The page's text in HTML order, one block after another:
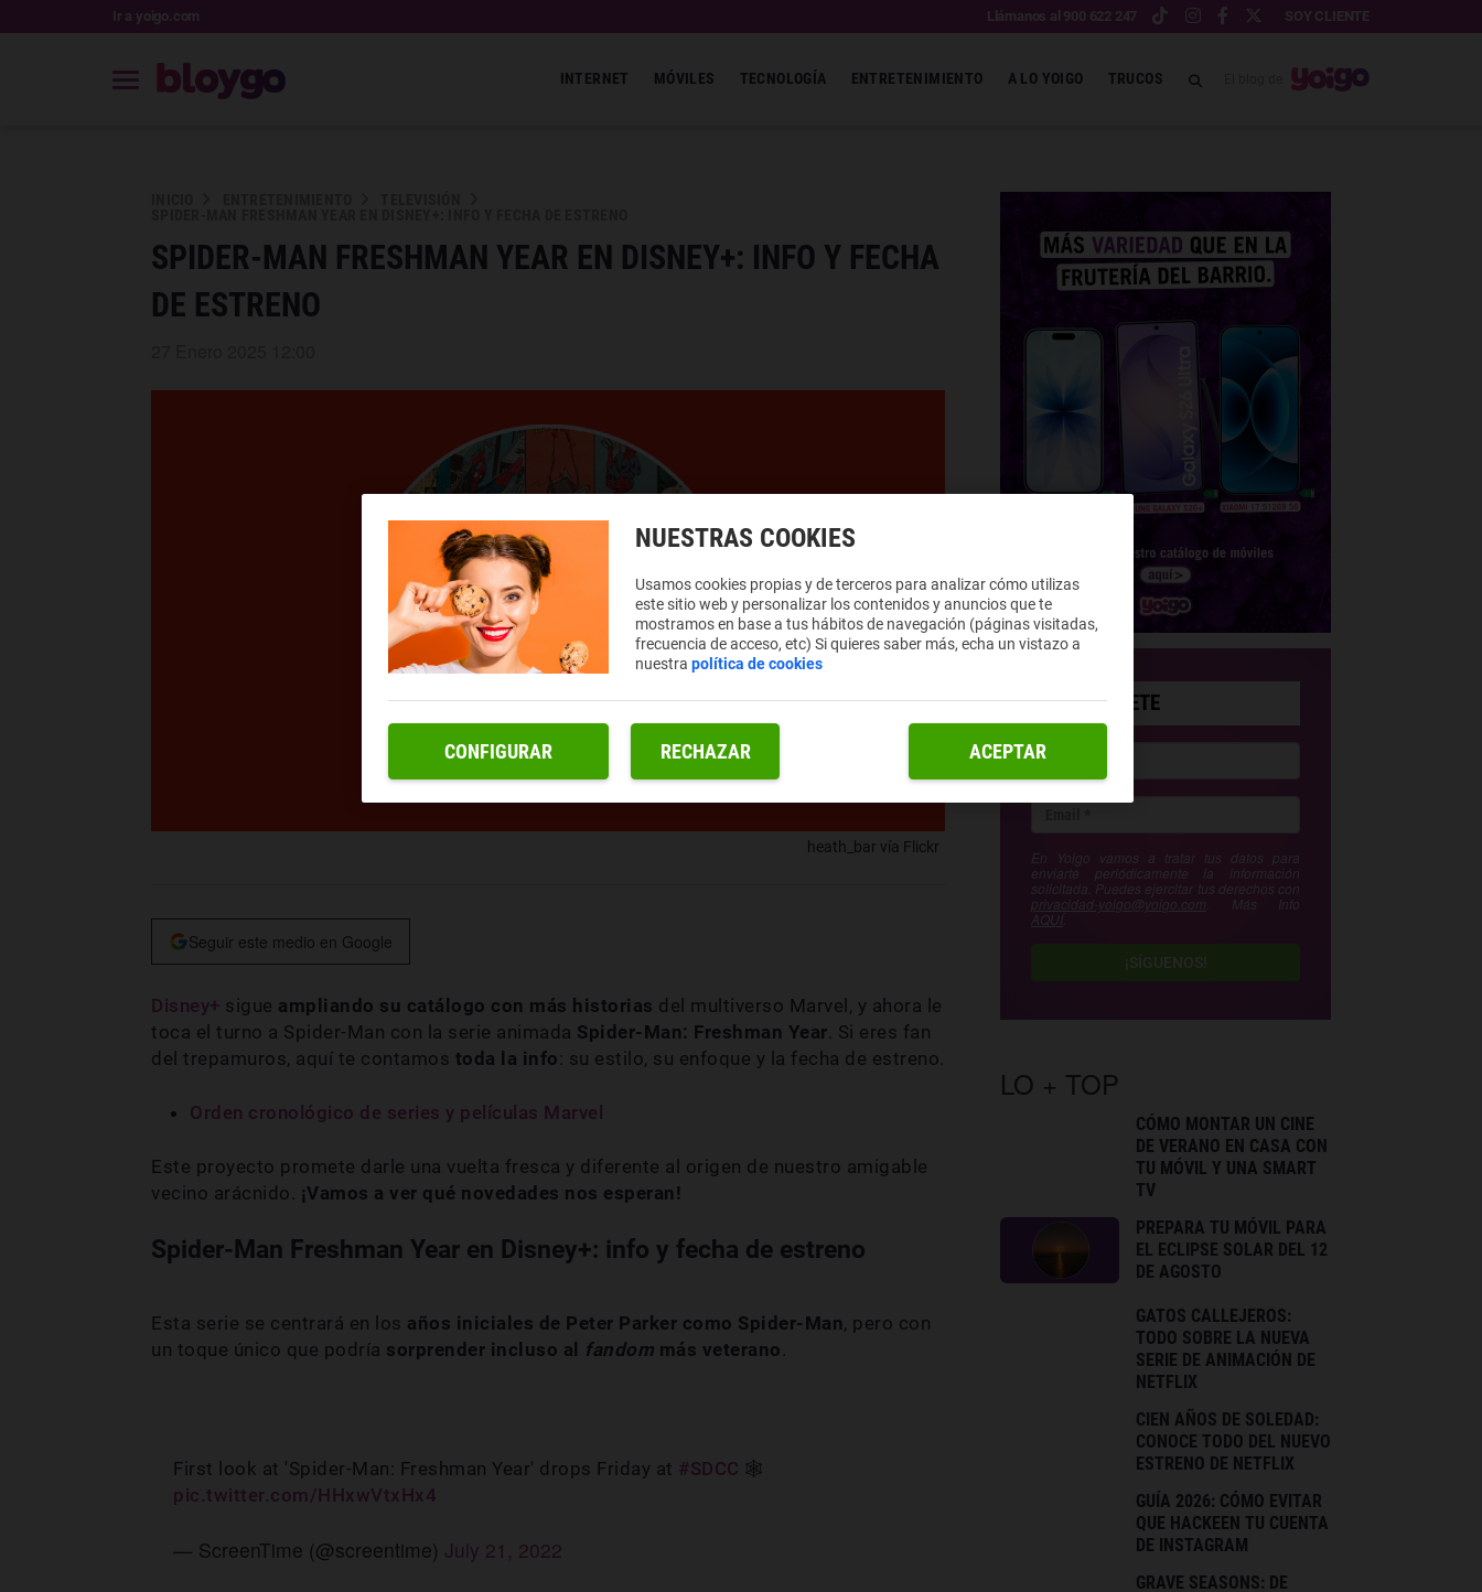
Ir a yoigo.com Llámanos al 900 622 247 SOY CLIENTE
INTERNET MÓVILES TECNOLOGÍA ENTRETENIMIENTO A LO YOIGO TRUCOS
SPIDER-MAN FRESHMAN YEAR EN DISNEY+: INFO Y FECHA
DE ESTRENO
heath_bar vía Flickr
Seguir este medio en Google
Disney+ sigue ampliando su catálogo con más historias del multiverso Marvel, y ahora le
toca el turno a Spider-Man con la serie animada Spider-Man: Freshman Year . Si eres fan
del trepamuros, aquí te contamos toda la info : su estilo, su enfoque y la fecha de estreno.
Orden cronológico de series y películas Marvel
Este proyecto promete darle una vuelta fresca y diferente al origen de nuestro amigable
vecino arácnido. ¡Vamos a ver qué novedades nos esperan!
Spider-Man Freshman Year en Disney+: info y fecha de estreno
Esta serie se centrará en los años iniciales de Peter Parker como Spider-Man, pero con
un toque único que podría sorprender incluso al fandom más veterano
First look at 'Spider-Man: Freshman Year' drops Friday at #SDCC 🕸
pic.twitter.com/HHxwVtxHx4
— ScreenTime (@screentime) July 21, 2022
SUSCRÍBETE
En Yoigo vamos a tratar tus datos para
enviarte periódicamente la información
solicitada. Puedes ejercitar tus derechos con
privacidad-yoigo@yoigo.com . Más Info
AQUÍ
¡SÍGUENOS!
LO + TOP
CÓMO MONTAR UN CINE
DE VERANO EN CASA CON
TU MÓVIL Y UNA SMART
TV
PREPARA TU MÓVIL PARA
EL ECLIPSE SOLAR DEL 12
DE AGOSTO
GATOS CALLEJEROS:
TODO SOBRE LA NUEVA
SERIE DE ANIMACIÓN DE
NETFLIX
CIEN AÑOS DE SOLEDAD:
CONOCE TODO DEL NUEVO
ESTRENO DE NETFLIX
GUÍA 2026: CÓMO EVITAR
QUE HACKEEN TU CUENTA
DE INSTAGRAM
GRAVE SEASONS: DE
NUESTRAS COOKIES
Usamos cookies propias y de terceros para analizar cómo utilizas
este sitio web y personalizar los contenidos y anuncios que te
mostramos en base a tus hábitos de navegación (páginas visitadas,
frecuencia de acceso, etc) Si quieres saber más, echa un vistazo a
nuestrapolítica de cookies
RECHAZAR ACEPTAR
CONFIGURAR